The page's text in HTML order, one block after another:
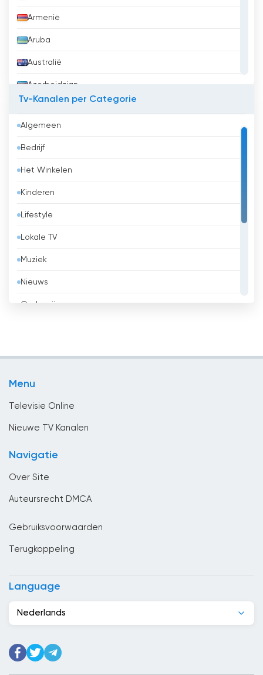
Armenië
Aruba
Australië
Azerbeidzjan
Bangladesh
Barbados
België
Belize
Benin
Bhutan
Bolivia
Bosnië en Herzegovina
Cuba
Cyprus
Duitsland
Tv-Kanalen per Categorie
Algemeen
Bedrijf
Het Winkelen
Kinderen
Lifestyle
Lokale TV
Muziek
Nieuws
Onderwijs
Menu
Televisie Online
Nieuwe TV Kanalen
Navigatie
Over Site
Auteursrecht DMCA
Gebruiksvoorwaarden
Terugkoppeling
Language
Nederlands